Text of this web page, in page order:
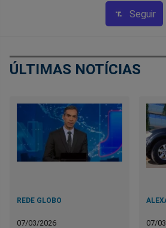
Seguir
ÚLTIMAS NOTÍCIAS
REDE GLOBO
07/03/2026 07/